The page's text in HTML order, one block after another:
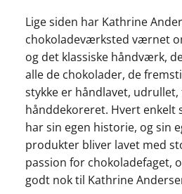
Lige siden har Kathrine
chokoladeværksted værnet
og det klassiske håndværk,
alle de chokolader, de
stykke er håndlavet, udrullet,
hånddekoreret. Hvert enkelt
har sin egen historie, og sin
produkter bliver lavet med
passion for chokoladefaget,
godt nok til Kathrine